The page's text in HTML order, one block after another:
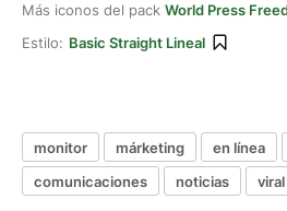
Más iconos del pack World Press
Estilo: Basic Straight Lineal
monitor márketing en línea
comunicaciones
noticias viral